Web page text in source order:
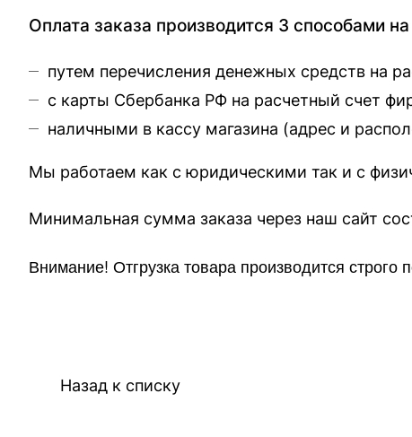
Оплата заказа производится 3 способами
путем перечисления денежных средств на
с карты Сбербанка РФ на расчетный счет
наличными в кассу магазина (адрес и
Мы работаем как с юридическими так и с
Минимальная сумма заказа через
Внимание! Отгрузка товара производится
Назад к списку